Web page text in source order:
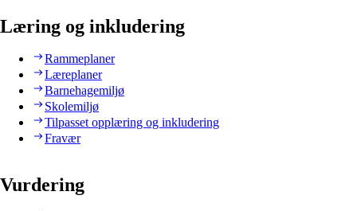
Læring og inkludering
Rammeplaner
Læreplaner
Barnehagemiljø
Skolemiljø
Tilpasset opplæring og inkludering
Fravær
Vurdering